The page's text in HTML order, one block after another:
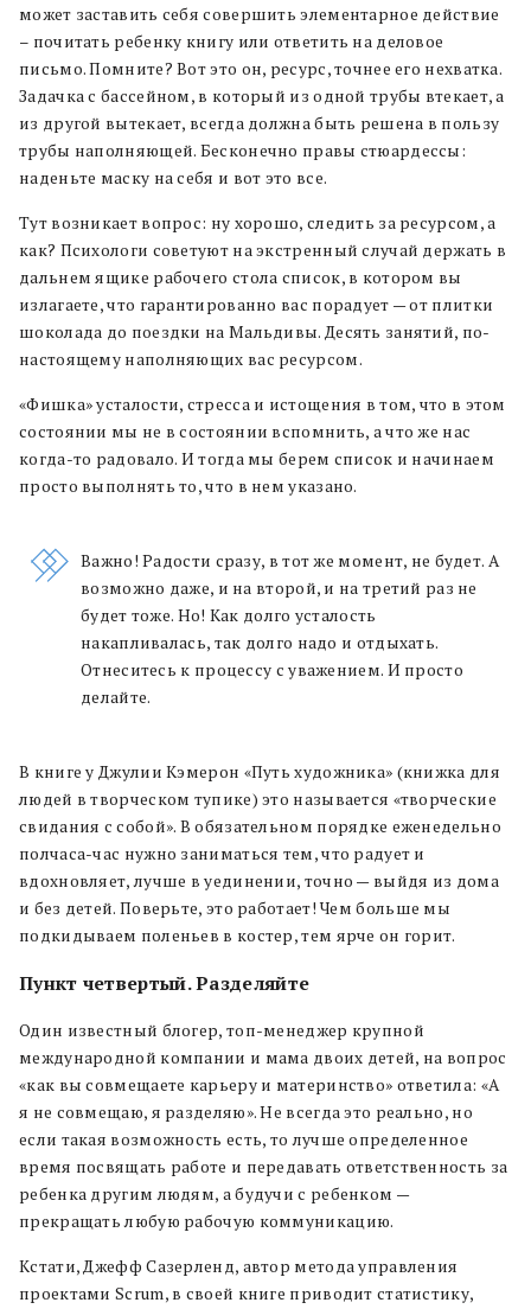
может заставить себя совершить элементарное действие
– почитать ребенку книгу или ответить на деловое
письмо. Помните? Вот это он, ресурс, точнее его нехватка.
Задачка с бассейном, в который из одной трубы втекает, а
из другой вытекает, всегда должна быть решена в пользу
трубы наполняющей. Бесконечно правы стюардессы:
наденьте маску на себя и вот это все.
Тут возникает вопрос: ну хорошо, следить за ресурсом, а
как? Психологи советуют на экстренный случай держать в
дальнем ящике рабочего стола список, в котором вы
излагаете, что гарантированно вас порадует — от плитки
шоколада до поездки на Мальдивы. Десять занятий, по-
настоящему наполняющих вас ресурсом.
«Фишка» усталости, стресса и истощения в том, что в этом
состоянии мы не в состоянии вспомнить, а что же нас
когда-то радовало. И тогда мы берем список и начинаем
просто выполнять то, что в нем указано.
Важно! Радости сразу, в тот же момент, не будет. А
возможно даже, и на второй, и на третий раз не
будет тоже. Но! Как долго усталость
накапливалась, так долго надо и отдыхать.
Отнеситесь к процессу с уважением. И просто
делайте.
В книге у Джулии Кэмерон «Путь художника» (книжка для
людей в творческом тупике) это называется «творческие
свидания с собой». В обязательном порядке еженедельно
полчаса-час нужно заниматься тем, что радует и
вдохновляет, лучше в уединении, точно — выйдя из дома
и без детей. Поверьте, это работает! Чем больше мы
подкидываем поленьев в костер, тем ярче он горит.
Пункт четвертый. Разделяйте
Один известный блогер, топ-менеджер крупной
международной компании и мама двоих детей, на вопрос
«как вы совмещаете карьеру и материнство» ответила: «А
я не совмещаю, я разделяю». Не всегда это реально, но
если такая возможность есть, то лучше определенное
время посвящать работе и передавать ответственность за
ребенка другим людям, а будучи с ребенком —
прекращать любую рабочую коммуникацию.
Кстати, Джефф Сазерленд, автор метода управления
проектами Scrum, в своей книге приводит статистику,